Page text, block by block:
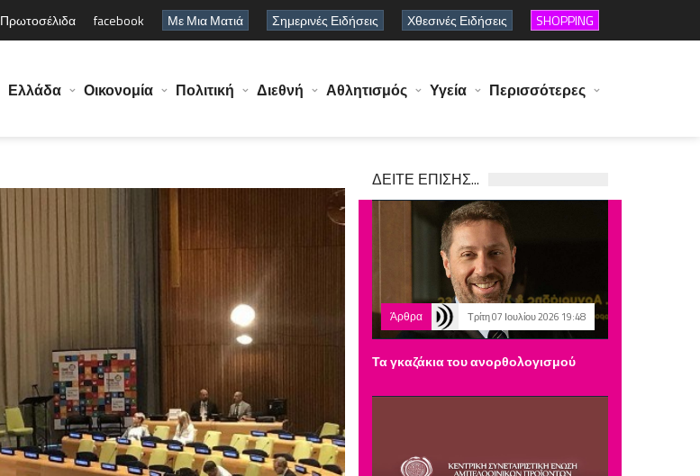
Πρωτοσέλιδα facebook Με Μια Ματιά Σημερινές Ειδήσεις Χθεσινές Ειδήσεις SHOPPING
Ελλάδα Οικονομία Πολιτική Διεθνή Αθλητισμός Υγεία Περισσότερες
ΔΕΙΤΕ ΕΠΙΣΗΣ...
Άρθρα Τρίτη 07 Ιουλίου 2026 19:48
Τα γκαζάκια του ανορθολογισμού